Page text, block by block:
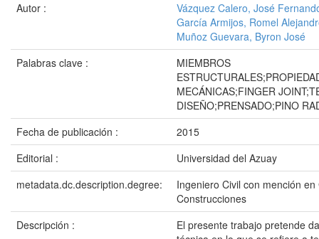
Autor :
Vázquez Calero, José
García Armijos, Romel
Muñoz Guevara, Byron José
Palabras clave :
MIEMBROS
MECÁNICAS;FINGER
DISEÑO;PRENSADO;PINO
Fecha de publicación :
2015
Editorial :
Universidad del Azuay
metadata.dc.description.degree:
Ingeniero Civil con mención
Construcciones
Descripción :
El presente trabajo pretende